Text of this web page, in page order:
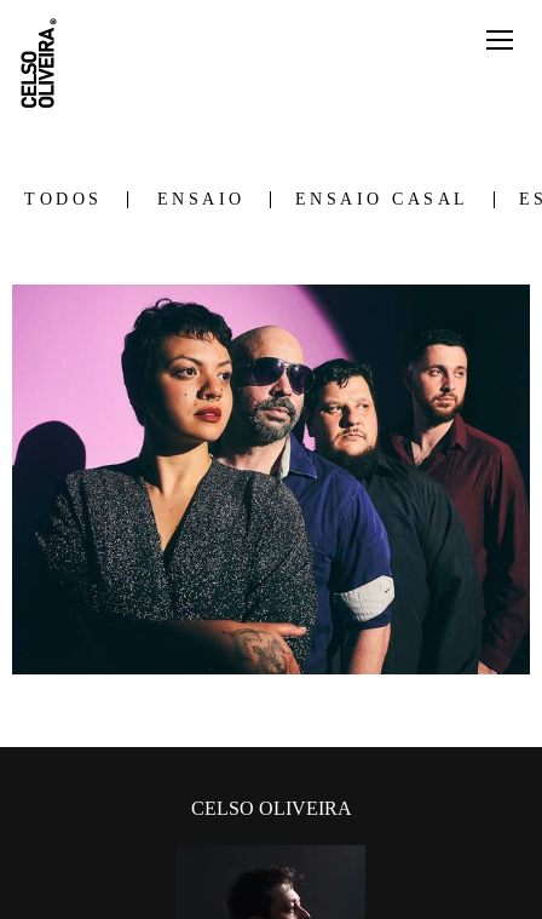
TODOS ENSAIO ENSAIO CASAL
CELSO OLIVEIRA